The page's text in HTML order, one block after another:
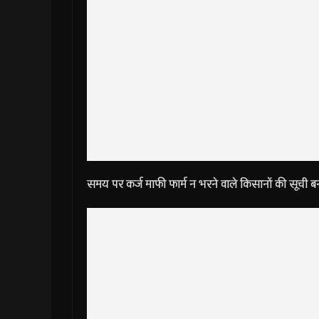
समय पर कर्ज माफी फार्म न भरने वाले किसानों की सूची